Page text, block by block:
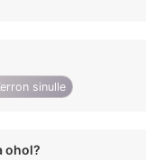
sinulle
ohol?